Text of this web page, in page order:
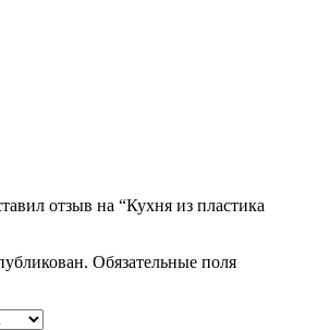
отзыв на “Кухня из пластика
Обязательные поля